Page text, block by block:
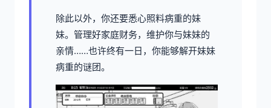
除此以外，你还要悉心照料病重的妹
妹。管理好家庭财务，维护你与妹妹的
亲情……也许终有一日，你能够解开妹妹
病重的谜团。